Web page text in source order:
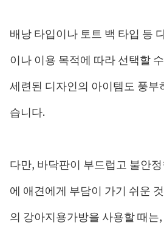
배낭 타입이나 토트 백 타입 등
이나 이용 목적에 따라 선택할
세련된 디자인의 아이템도 풍부
습니다.
다만, 바닥판이 부드럽고 불안
에 애견에게 부담이 가기 쉬운
의 강아지용가방을 사용할 때는